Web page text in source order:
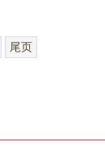
尾页